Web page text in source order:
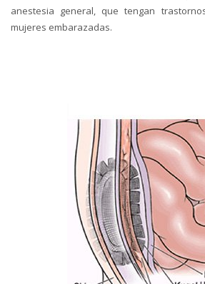
anestesia general, que tengan
mujeres embarazadas.